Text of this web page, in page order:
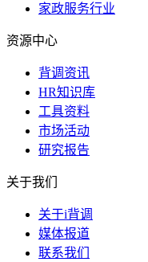
家政服务行业
资源中心
背调资讯
HR知识库
工具资料
市场活动
研究报告
关于我们
关于i背调
媒体报道
联系我们